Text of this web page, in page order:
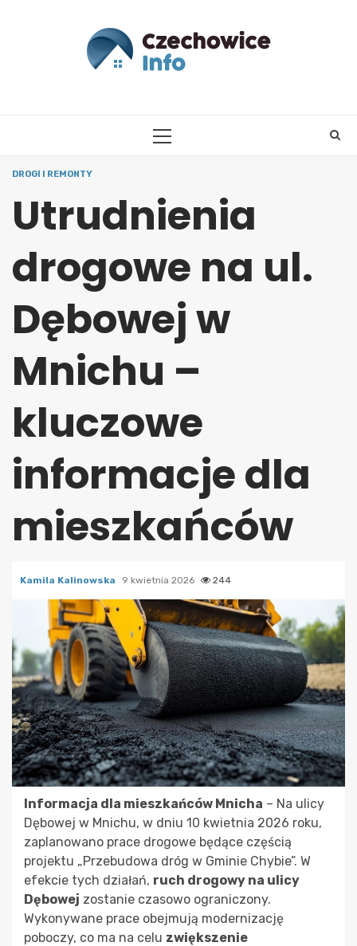
PRIMARY
DROGI I REMONTY
Utrudnienia
drogowe na ul.
Dębowej w
Mnichu –
kluczowe
informacje dla
mieszkańców
Kamila Kalinowska 9 kwietnia 2026 244
Informacja dla mieszkańców Mnicha – Na ulicy
Dębowej w Mnichu, w dniu 10 kwietnia 2026 roku,
zaplanowano prace drogowe będące częścią
projektu „Przebudowa dróg w Gminie Chybie”. W
efekcie tych działań, ruch drogowy na ulicy
Dębowej zostanie czasowo ograniczony.
Wykonywane prace obejmują modernizację
poboczy, co ma na celu zwiększenie